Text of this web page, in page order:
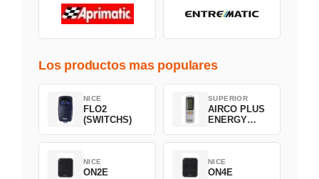
Los productos mas populares
NICE
FLO2
(SWITCHS)
SUPERIOR
AIRCO PLUS
ENERGY
NICE
ON2E
NICE
ON4E